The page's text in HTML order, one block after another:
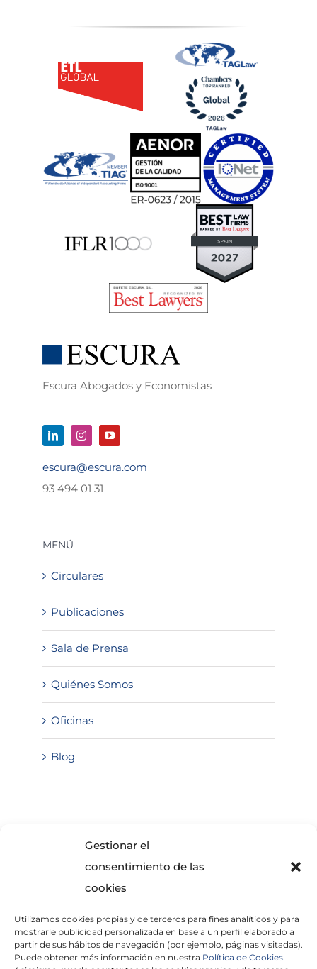
Gestionar el
consentimiento de las
cookies
Utilizamos cookies propias y de terceros para fines analíticos y para
mostrarle publicidad personalizada en base a un perfil elaborado a
partir de sus hábitos de navegación (por ejemplo, páginas visitadas).
Puede obtener más información en nuestra Política de Cookies.
Escura Abogados y Economistas
escura@escura.com
93 494 01 31
MENÚ
Circulares
Publicaciones
Sala de Prensa
Quiénes Somos
Oficinas
Blog